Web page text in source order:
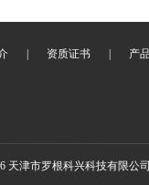
资质证书 产
天津市罗根科兴科技有限公